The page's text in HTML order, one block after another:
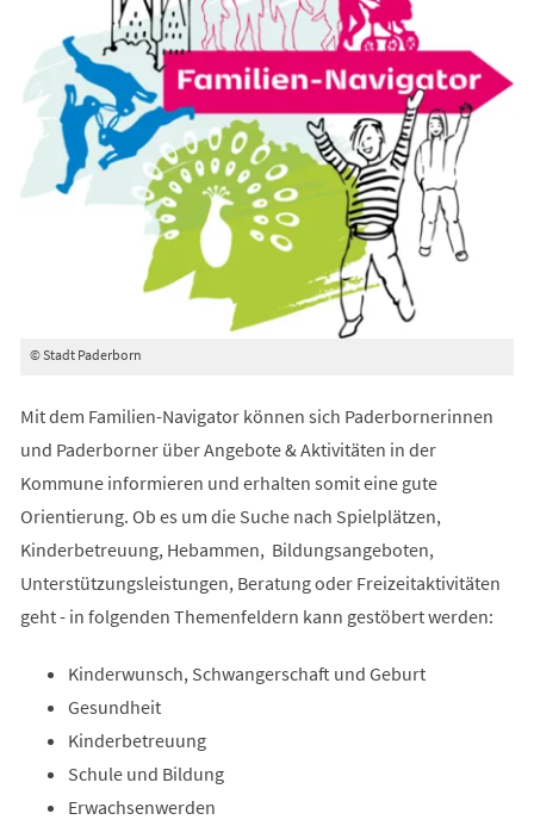
© Stadt Paderborn
Mit dem Familien-Navigator können sich Paderbornerinnen
und Paderborner über Angebote & Aktivitäten in der
Kommune informieren und erhalten somit eine gute
Orientierung. Ob es um die Suche nach Spielplätzen,
Kinderbetreuung, Hebammen, Bildungsangeboten,
Unterstützungsleistungen, Beratung oder Freizeitaktivitäten
geht - in folgenden Themenfeldern kann gestöbert werden:
Kinderwunsch, Schwangerschaft und Geburt
Gesundheit
Kinderbetreuung
Schule und Bildung
Erwachsenwerden